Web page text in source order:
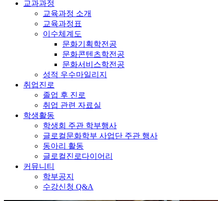
교과과정
교육과정 소개
교육과정표
이수체계도
문화기획학전공
문화콘텐츠학전공
문화서비스학전공
성적 우수마일리지
취업진로
졸업 후 진로
취업 관련 자료실
학생활동
학생회 주관 학부행사
글로컬문화학부 사업단 주관 행사
동아리 활동
글로컬진로다이어리
커뮤니티
학부공지
수강신청 Q&A